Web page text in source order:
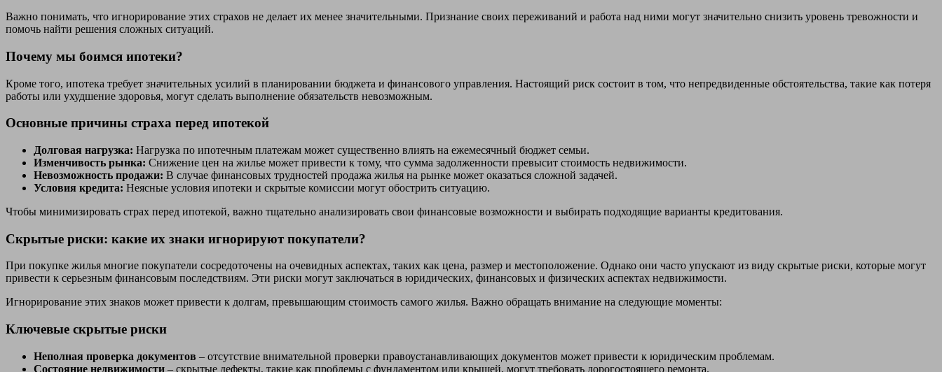
Важно понимать, что игнорирование этих страхов не делает их менее значительными. Признание своих переживаний и работа над ними могут значительно снизить уровень тревожности и
помочь найти решения сложных ситуаций.
Почему мы боимся ипотеки?
Кроме того, ипотека требует значительных усилий в планировании бюджета и финансового управления. Настоящий риск состоит в том, что непредвиденные обстоятельства, такие как потеря
работы или ухудшение здоровья, могут сделать выполнение обязательств невозможным.
Основные причины страха перед ипотекой
Долговая нагрузка: Нагрузка по ипотечным платежам может существенно влиять на ежемесячный бюджет семьи.
Изменчивость рынка: Снижение цен на жилье может привести к тому, что сумма задолженности превысит стоимость недвижимости.
Невозможность продажи: В случае финансовых трудностей продажа жилья на рынке может оказаться сложной задачей.
Условия кредита: Неясные условия ипотеки и скрытые комиссии могут обострить ситуацию.
Чтобы минимизировать страх перед ипотекой, важно тщательно анализировать свои финансовые возможности и выбирать подходящие варианты кредитования.
Скрытые риски: какие их знаки игнорируют покупатели?
При покупке жилья многие покупатели сосредоточены на очевидных аспектах, таких как цена, размер и местоположение. Однако они часто упускают из виду скрытые риски, которые могут
привести к серьезным финансовым последствиям. Эти риски могут заключаться в юридических, финансовых и физических аспектах недвижимости.
Игнорирование этих знаков может привести к долгам, превышающим стоимость самого жилья. Важно обращать внимание на следующие моменты:
Ключевые скрытые риски
Неполная проверка документов – отсутствие внимательной проверки правоустанавливающих документов может привести к юридическим проблемам.
Состояние недвижимости – скрытые дефекты, такие как проблемы с фундаментом или крышей, могут требовать дорогостоящего ремонта.